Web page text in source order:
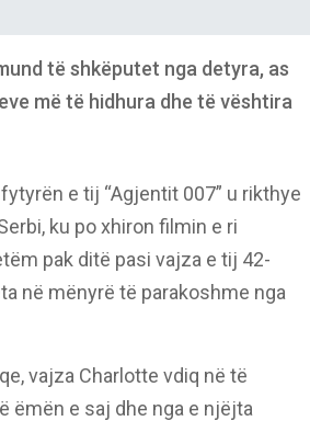
të shkëputet nga detyra, as
më të hidhura dhe të vështira
e tij “Agjentit 007” u rikthye
ku po xhiron filmin e ri
pak ditë pasi vajza e tij 42-
në mënyrë të parakoshme nga
vajza Charlotte vdiq në të
ëmën e saj dhe nga e njëjta